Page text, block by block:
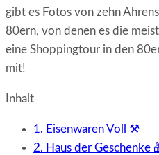
gibt es Fotos von zehn
80ern, von denen es die
eine Shoppingtour in den
mit!
Inhalt
1. Eisenwaren Voll ⚒️
2. Haus der Geschenke